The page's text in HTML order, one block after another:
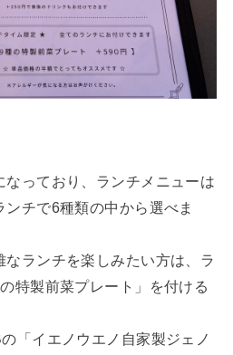
なっており、ランチメニューは
チで6種類の中から選べま
なランチを楽しみたい方は、ラ
特製前菜プレート」を付ける
「イエノウエノ自家製ジェノ